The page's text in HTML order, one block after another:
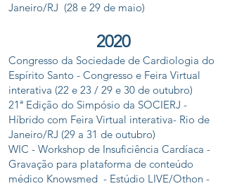
Janeiro/RJ (28 e 29 de maio)
2020
Congresso da Sociedade de Cardiologia do
Espírito Santo - Congresso e Feira Virtual
interativa (22 e 23 / 29 e 30 de outubro)
21ª Edição do Simpósio da SOCIERJ -
Híbrido com Feira Virtual interativa- Rio de
Janeiro/RJ (29 a 31 de outubro)
WIC - Workshop de Insuficiência Cardíaca -
Gravação para plataforma de conteúdo
médico Knowsmed - Estúdio LIVE/Othon -